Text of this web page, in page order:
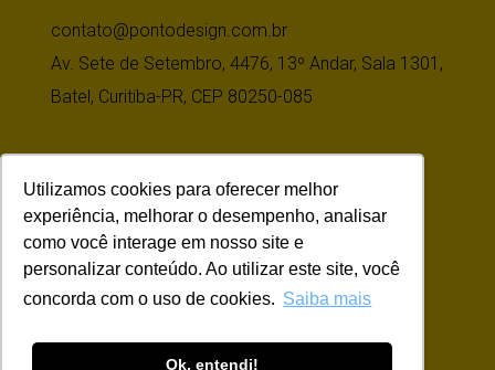
Utilizamos cookies para oferecer melhor
experiência, melhorar o desempenho, analisar
como você interage em nosso site e
personalizar conteúdo. Ao utilizar este site, você
concorda com o uso de cookies. Saiba mais
Ok, entendi!
contato@pontodesign.com.br
Av. Sete de Setembro, 4476, 13º Andar, Sala 1301,
Batel, Curitiba-PR, CEP 80250-085
Siga-nos